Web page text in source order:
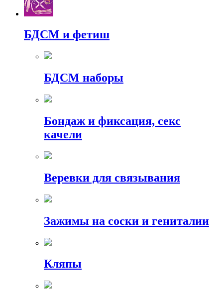
БДСМ и фетиш
БДСМ наборы
Бондаж и фиксация, секс
качели
Веревки для связывания
Зажимы на соски и гениталии
Кляпы